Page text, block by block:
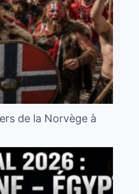
de la Norvège à